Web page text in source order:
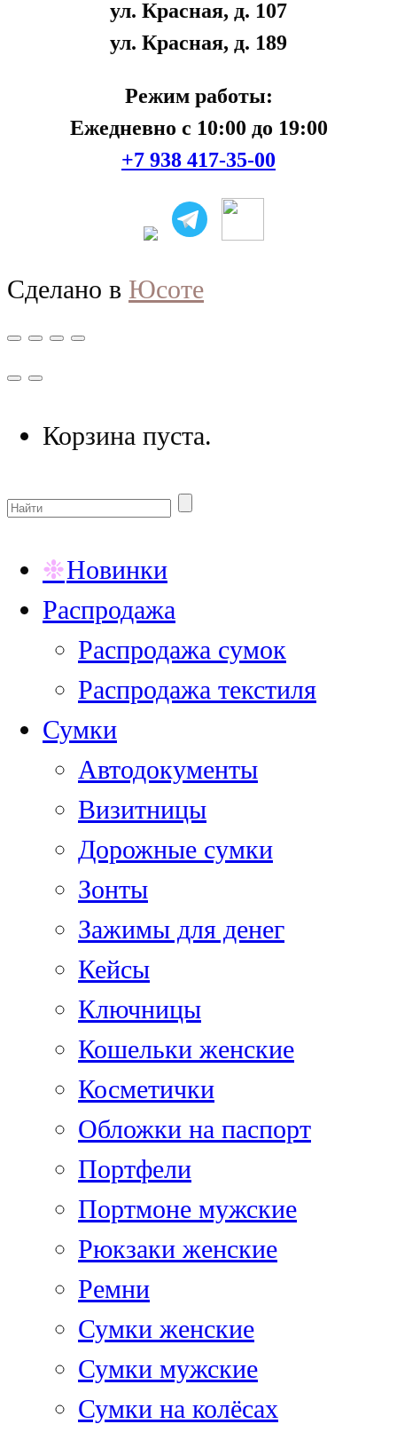
ул. Красная, д. 107
ул. Красная, д. 189
Режим работы:
Ежедневно с 10:00 до 19:00
+7 938 417-35-00
Сделано в Юсоте
Корзина пуста.
Новинки
Распродажа
Распродажа сумок
Распродажа текстиля
Сумки
Автодокументы
Визитницы
Дорожные сумки
Зонты
Зажимы для денег
Кейсы
Ключницы
Кошельки женские
Косметички
Обложки на паспорт
Портфели
Портмоне мужские
Рюкзаки женские
Ремни
Сумки женские
Сумки мужские
Сумки на колёсах